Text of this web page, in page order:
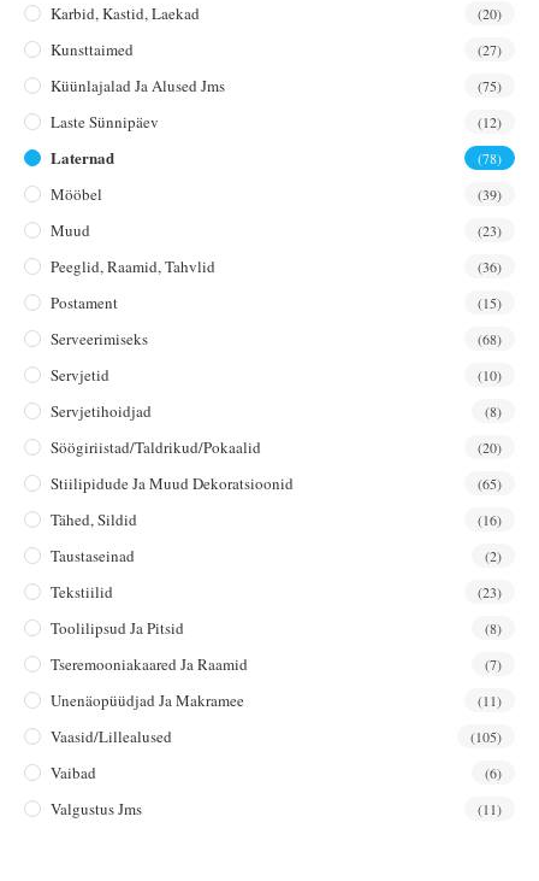
Karbid, Kastid, Laekad (20)
Kunsttaimed (27)
Küünlajalad Ja Alused Jms (75)
Laste Sünnipäev (12)
Laternad (78)
Mööbel (39)
Muud (23)
Peeglid, Raamid, Tahvlid (36)
Postament (15)
Serveerimiseks (68)
Servjetid (10)
Servjetihoidjad (8)
Söögiriistad/taldrikud/pokaalid (20)
Stiilipidude Ja Muud Dekoratsioonid (65)
Tähed, Sildid (16)
Taustaseinad (2)
Tekstiilid (23)
Toolilipsud Ja Pitsid (8)
Tseremooniakaared Ja Raamid (7)
Unenäopüüdjad Ja Makramee (11)
Vaasid/lillealused (105)
Vaibad (6)
Valgustus Jms (11)